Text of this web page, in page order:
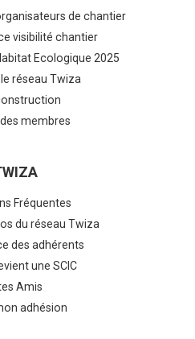
de chantier
visibilité chantier
Ecologique 2025
réseau Twiza
des membres
Fréquentes
du réseau Twiza
des adhérents
une SCIC
Amis
adhésion